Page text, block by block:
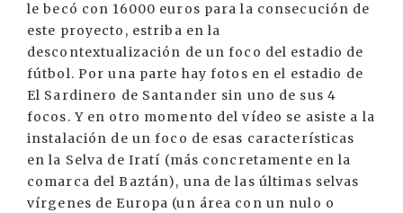
le becó con 16000 euros para la consecución de
este proyecto, estriba en la
descontextualización de un foco del estadio de
fútbol. Por una parte hay fotos en el estadio de
El Sardinero de Santander sin uno de sus 4
focos. Y en otro momento del vídeo se asiste a la
instalación de un foco de esas características
en la Selva de Iratí (más concretamente en la
comarca del Baztán), una de las últimas selvas
vírgenes de Europa (un área con un nulo o